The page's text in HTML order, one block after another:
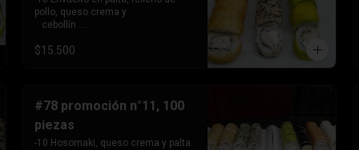
queso crema y cebollin.
- 10 hosomaki, relleno de queso
pollo, queso crema y
   cebollín .
pollo , queso crema
$15.500
#78 promoción n°11, 100
piezas
-10 Hosomaki, queso crema y palta